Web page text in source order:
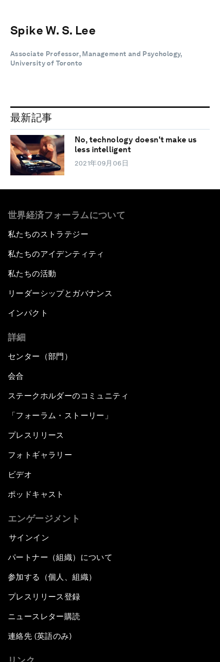
Spike W. S. Lee
Associate Professor, Management and Psychology,
University of Toronto
最新記事
No, technology doesn't make us
less intelligent
2021年09月06日
世界経済フォーラムについて
私たちのストラテジー
私たちのアイデンティティ
私たちの活動
リーダーシップとガバナンス
インパクト
詳細
センター（部門）
会合
ステークホルダーのコミュニティ
「フォーラム・ストーリー」
プレスリリース
フォトギャラリー
ビデオ
ポッドキャスト
エンゲージメント
サインイン
パートナー（組織）について
参加する（個人、組織）
プレスリリース登録
ニュースレター購読
連絡先 (英語のみ)